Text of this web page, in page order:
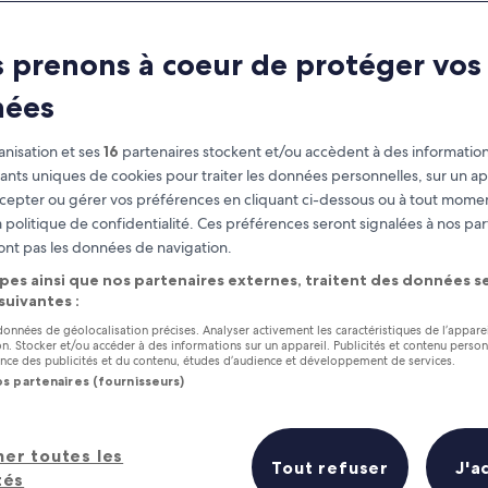
Gagnez des récompenses pour
chaque nuit séjournée
7 août - 9 août
hôtels à proximité en un coup
prenons à coeur de protéger vos
et ses16 partenaires stockent et/ou accèdent à des
uniques de cookies pour traiter les données personnelles, sur un
ou gérer vos préférences en cliquant ci-dessous ou à tout
politique de confidentialité. Ces préférences seront signalées à nos
pas les données de navigation.
ainsi que nos partenaires externes, traitent des données
:
de géolocalisation précises. Analyser activement les caractéristiques de
Stocker et/ou accéder à des informations sur un appareil. Publicités et contenu
des publicités et du contenu, études d’audience et développement de services.
partenaires (fournisseurs)
toutes les
Tout refuser